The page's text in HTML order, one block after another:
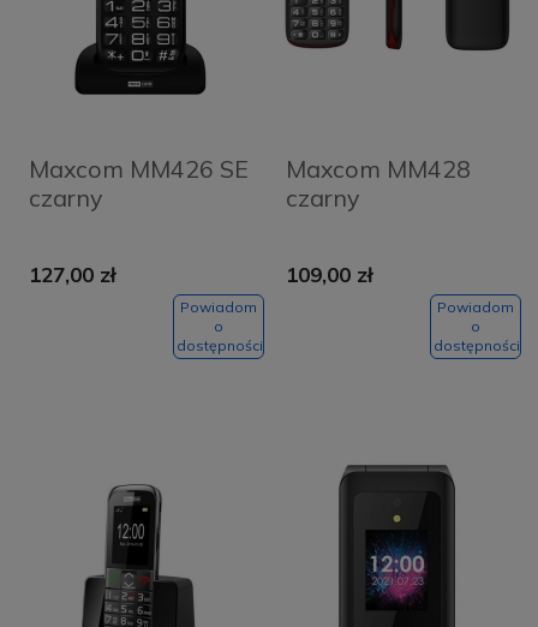
Maxcom MM426 SE
czarny
127,00 zł
Powiadom
o
dostępności
Maxcom MM428
czarny
109,00 zł
Powiadom
o
dostępności